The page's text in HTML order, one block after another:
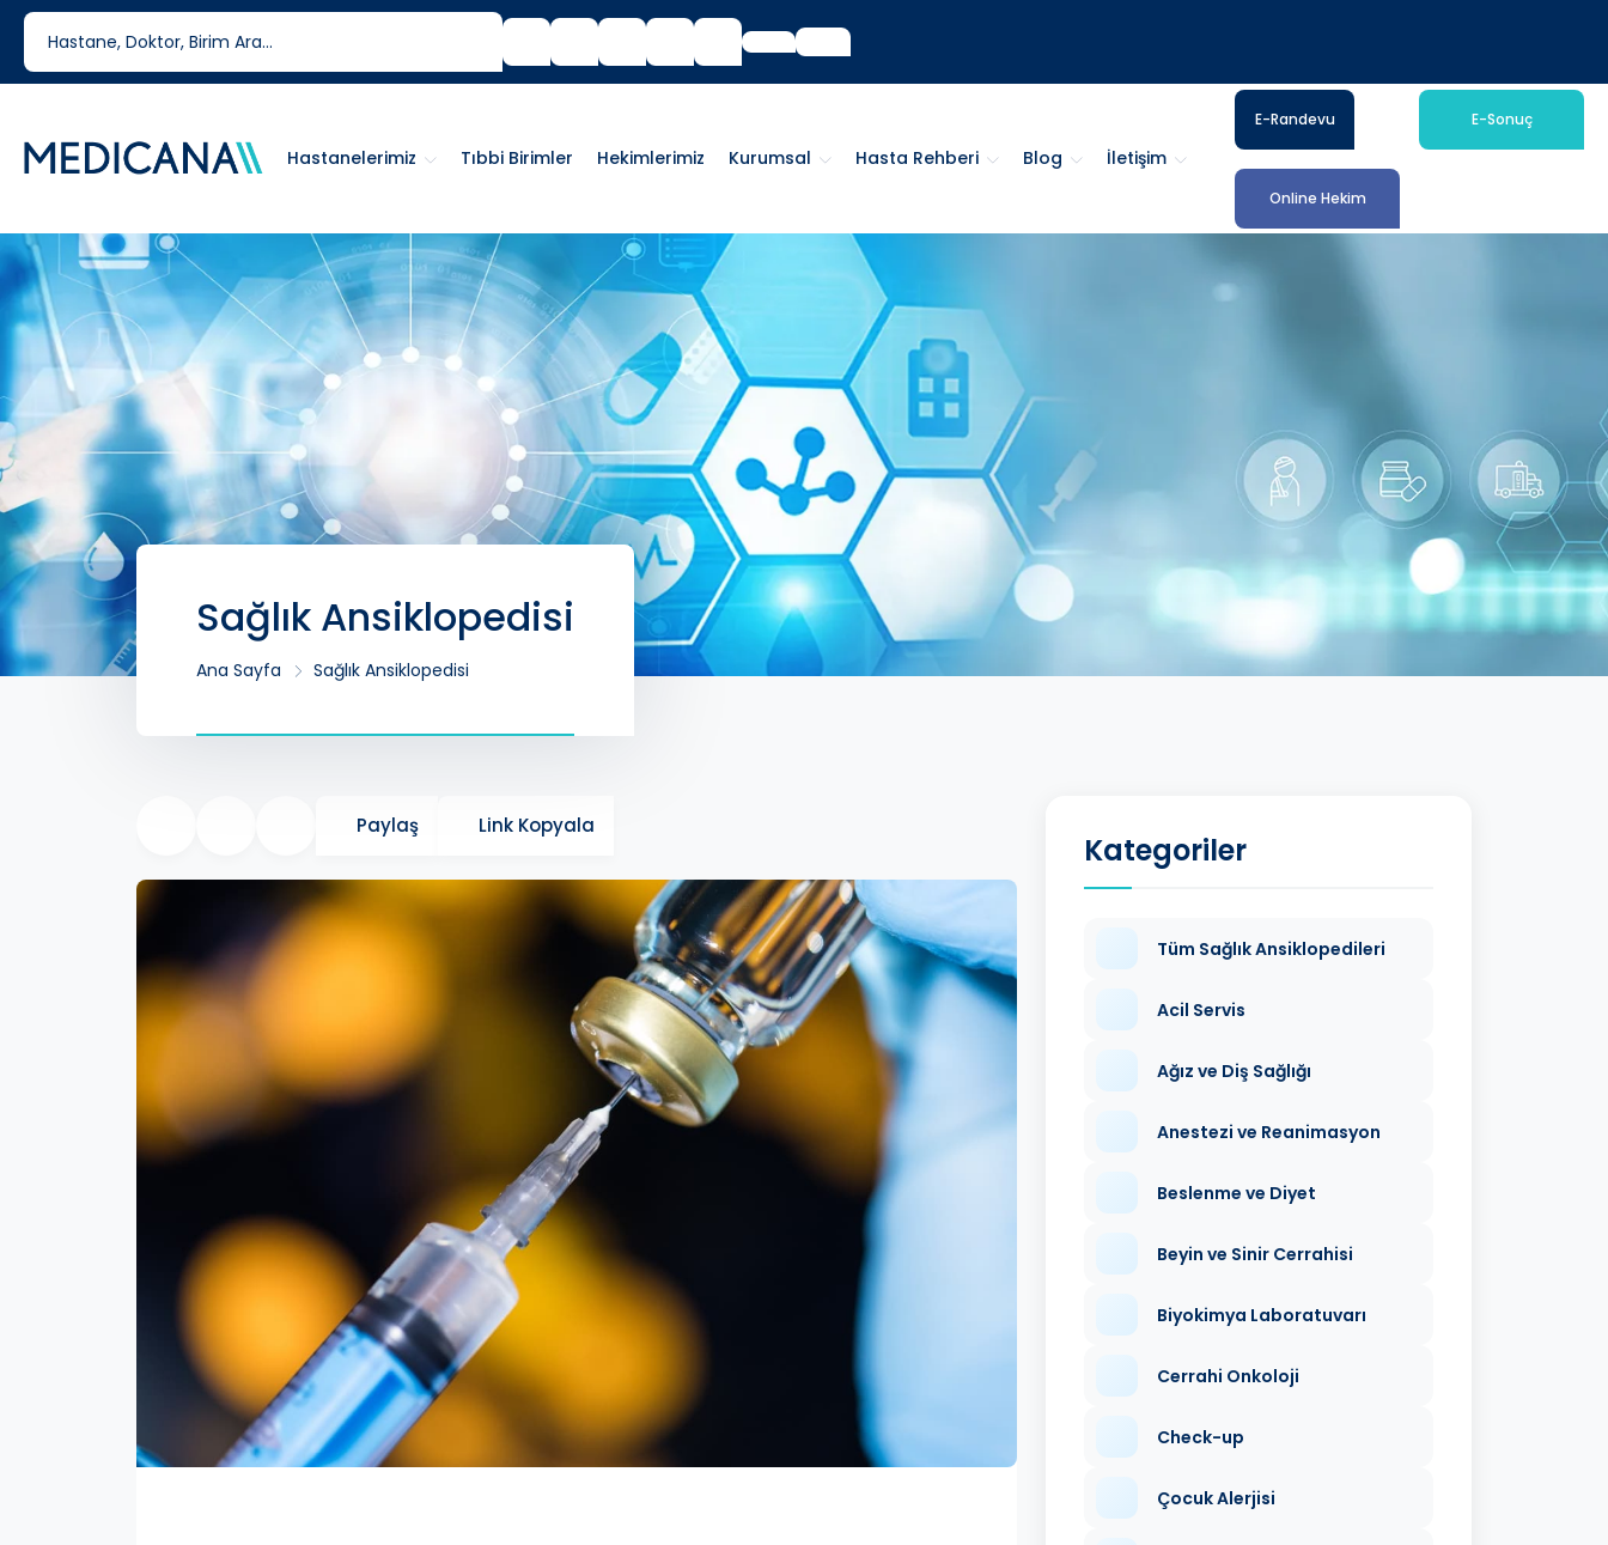
444 6 334
Tıbbi Birimler Hekimlerimiz Kurumsal Hasta Rehberi Blog İletişim
Hastanelerimiz
E-Randevu E-Sonuç
Online Hekim
Sağlık Ansiklopedisi
Ana Sayfa Sağlık Ansiklopedisi
Paylaş Link Kopyala
Kategoriler
Tüm Sağlık Ansiklopedileri
Acil Servis
Ağız ve Diş Sağlığı
Anestezi ve Reanimasyon
Beslenme ve Diyet
Beyin ve Sinir Cerrahisi
Biyokimya Laboratuvarı
Cerrahi Onkoloji
Check-up
Çocuk Alerjisi